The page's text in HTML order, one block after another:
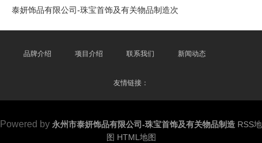
泰妍饰品有限公司-珠宝首饰及有关物品制造次
品牌介绍 项目介绍 联系我们 新闻动态
友情链接：
Powered by 永州市泰妍饰品有限公司-珠宝首饰及有关物品制造 RSS地
图 HTML地图